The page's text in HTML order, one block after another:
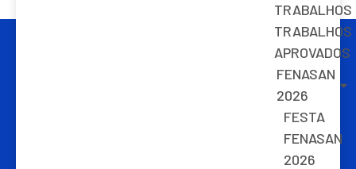
TRABALHOS
TRABALHOS
APROVADOS
FENASAN
2026
FESTA
FENASAN
2026